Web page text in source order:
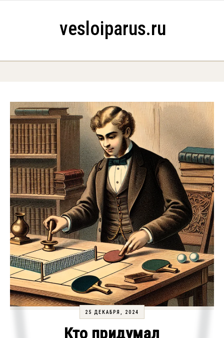
vesloiparus.ru
25 ДЕКАБРЯ, 2024
Кто придумал